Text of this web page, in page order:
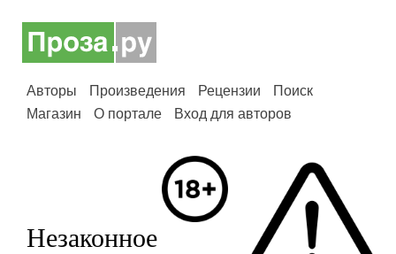
Авторы Произведения Рецензии
Поиск
Магазин
О портале Вход для авторов
Незаконное